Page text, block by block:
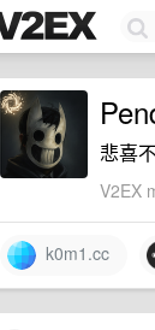
悲喜
V2EX
k0m1.cc